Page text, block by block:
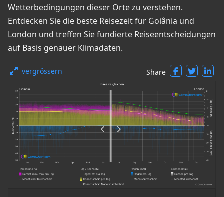
Wetterbedingungen dieser Orte zu verstehen.
Entdecken Sie die beste Reisezeit für Goiânia und
London und treffen Sie fundierte Reiseentscheidungen
auf Basis genauer Klimadaten.
vergrössern Share